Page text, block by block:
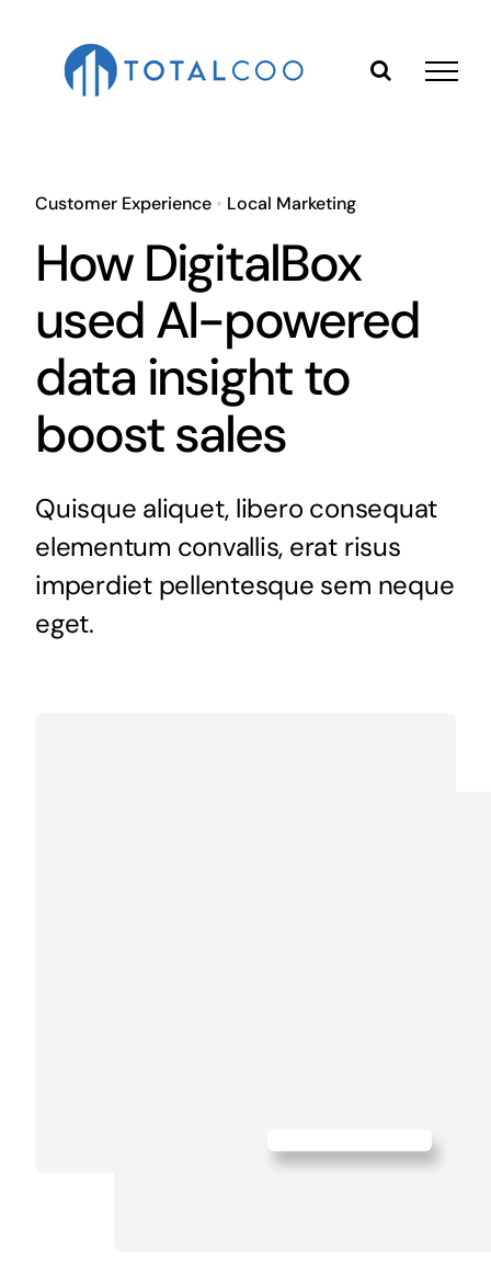
content
Customer Experience• Local Marketing
How DigitalBox
used AI-powered
data insight to
boost sales
Quisque aliquet, libero consequat
elementum convallis, erat risus
imperdiet pellentesque sem neque
eget.